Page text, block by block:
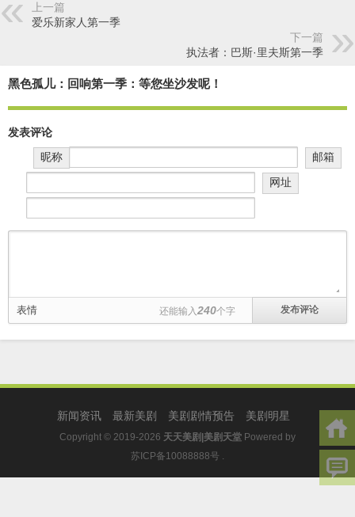
上一篇
爱乐新家人第一季
下一篇
执法者：巴斯·里夫斯第一季
黑色孤儿：回响第一季：等您坐沙发呢！
发表评论
昵称
邮箱
网址
表情 还能输入 240个字
新闻资讯 最新美剧 美剧剧情预告 美剧明星
Copyright © 2019-2026 天天美剧|美剧天堂 Powered by
苏ICP备10088888号 .